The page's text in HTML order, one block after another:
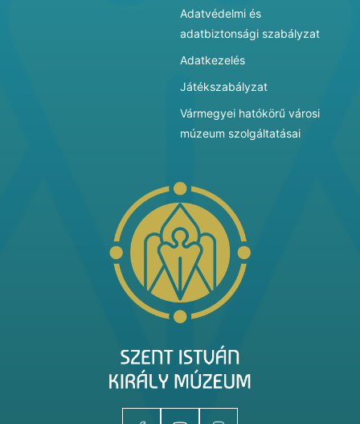
Adatvédelmi és
adatbiztonsági szabályzat
Adatkezelés
Játékszabályzat
Vármegyei hatókörű városi
múzeum szolgáltatásai